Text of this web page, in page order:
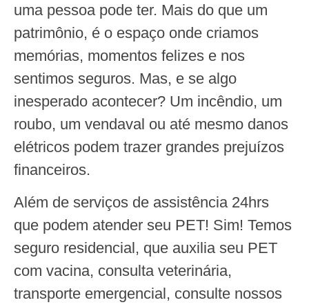
uma pessoa pode ter. Mais do que um
patrimônio, é o espaço onde criamos
memórias, momentos felizes e nos
sentimos seguros. Mas, e se algo
inesperado acontecer? Um incêndio, um
roubo, um vendaval ou até mesmo danos
elétricos podem trazer grandes prejuízos
financeiros.
Além de serviços de assistência 24hrs
que podem atender seu PET! Sim! Temos
seguro residencial, que auxilia seu PET
com vacina, consulta veterinária,
transporte emergencial, consulte nossos